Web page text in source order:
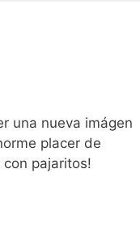
una nueva imágen
placer de
con pajaritos!